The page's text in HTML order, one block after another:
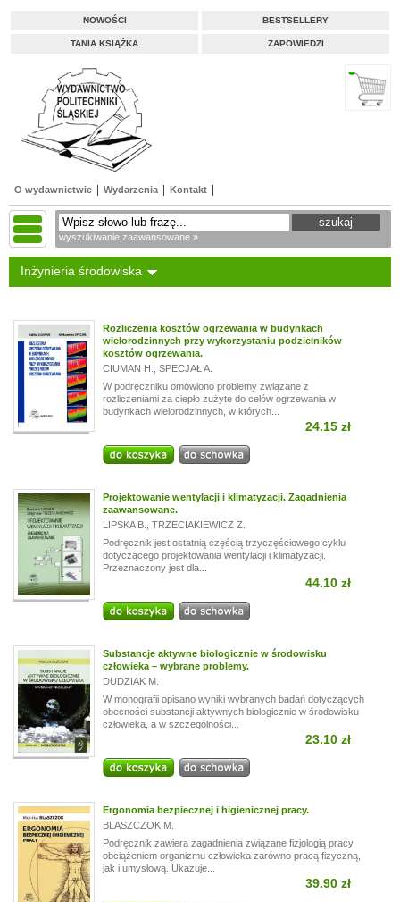
NOWOŚCI BESTSELLERY
TANIA KSIĄŻKA ZAPOWIEDZI
O wydawnictwie Wydarzenia Kontakt
wyszukiwanie zaawansowane »
Inżynieria środowiska
Rozliczenia kosztów ogrzewania w budynkach
wielorodzinnych przy wykorzystaniu podzielników
kosztów ogrzewania.
CIUMAN H.
SPECJAŁ A.
W podręczniku omówiono problemy związane z
rozliczeniami za ciepło zużyte do celów ogrzewania w
budynkach wielorodzinnych, w których...
24.15 zł
Projektowanie wentylacji i klimatyzacji. Zagadnienia
zaawansowane.
LIPSKA B.
TRZECIAKIEWICZ Z.
Podręcznik jest ostatnią częścią trzyczęściowego cyklu
dotyczącego projektowania wentylacji i klimatyzacji.
Przeznaczony jest dla...
44.10 zł
Substancje aktywne biologicznie w środowisku
człowieka – wybrane problemy.
DUDZIAK M.
W monografii opisano wyniki wybranych badań dotyczących
obecności substancji aktywnych biologicznie w środowisku
człowieka, a w szczególności...
23.10 zł
Ergonomia bezpiecznej i higienicznej pracy.
BLASZCZOK M.
Podręcznik zawiera zagadnienia związane fizjologią pracy,
obciążeniem organizmu człowieka zarówno pracą fizyczną,
jak i umysłową. Ukazuje...
39.90 zł